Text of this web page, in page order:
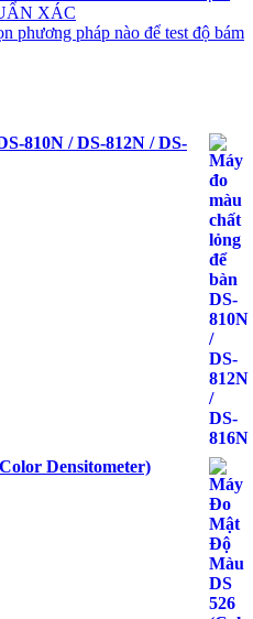
XÁC
phương pháp nào để test độ bám
810N / DS-812N / DS-
Densitometer)